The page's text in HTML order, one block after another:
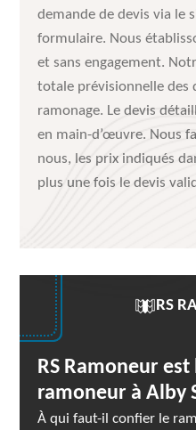
demande de devis via le
formulaire. Nous
et sans engagement.
totale prévisionnelle des
ramonage. Le devis
en main-d’œuvre. Nous
nous, les prix indiqués
plus une fois le devis
RS
RS Ramoneur
ramoneur à Alby
À qui faut-il confier le